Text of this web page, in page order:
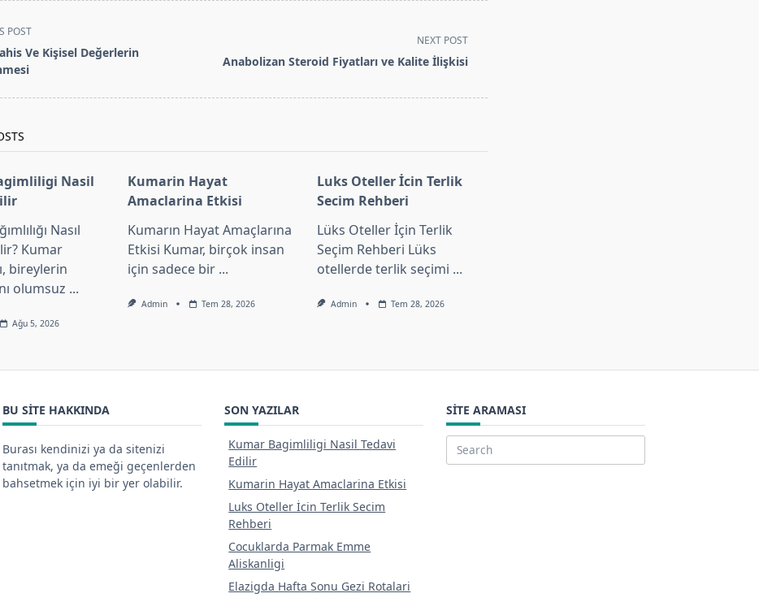
POST
Ve Kişisel Değerlerin
NEXT POST
Anabolizan Steroid Fiyatları ve Kalite İlişkisi
Nasil
Nasıl
Kumar
bireylerin
olumsuz ...
Ağu 5, 2026
Kumarin Hayat
Amaclarina Etkisi
Kumarın Hayat Amaçlarına
Etkisi Kumar, birçok insan
için sadece bir ...
Admin Tem 28, 2026
Luks Oteller İcin Terlik
Secim Rehberi
Lüks Oteller İçin Terlik
Seçim Rehberi Lüks
otellerde terlik seçimi ...
Admin Tem 28, 2026
BU SITE HAKKINDA
Burası kendinizi ya da sitenizi
tanıtmak, ya da emeği geçenlerden
bahsetmek için iyi bir yer olabilir.
SON YAZILAR
Kumar Bagimliligi Nasil Tedavi
Edilir
Kumarin Hayat Amaclarina Etkisi
Luks Oteller İcin Terlik Secim
Rehberi
Cocuklarda Parmak Emme
Aliskanligi
Elazigda Hafta Sonu Gezi Rotalari
SITE ARAMASI
Search